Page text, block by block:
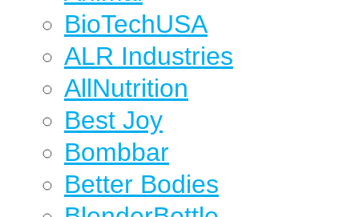
BioTechUSA
ALR Industries
AllNutrition
Best Joy
Bombbar
Better Bodies